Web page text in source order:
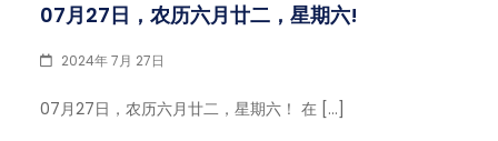
07月27日，农历六月廿二，星期六!
2024年 7月 27日
07月27日，农历六月廿二，星期六！ 在 […]